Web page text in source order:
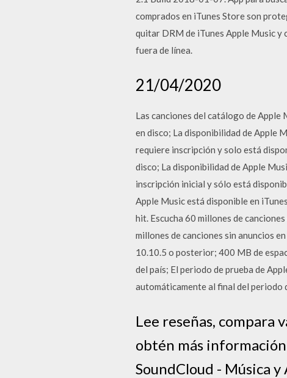
comprados en iTunes Store son
quitar DRM de iTunes Apple Music y
fuera de línea.
21/04/2020
Las canciones del catálogo de
en disco; La disponibilidad de Apple
requiere inscripción y solo está
disco; La disponibilidad de Apple
inscripción inicial y sólo está
Apple Music está disponible en
hit. Escucha 60 millones de
millones de canciones sin anuncios
10.10.5 o posterior; 400 MB de
del país; El periodo de prueba de
automáticamente al final del
‎Lee reseñas, compara
obtén más información
SoundCloud - Música